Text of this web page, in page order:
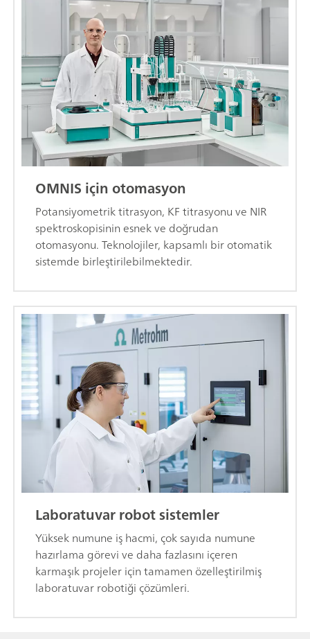
OMNIS için otomasyon
Potansiyometrik titrasyon, KF titrasyonu ve NIR
spektroskopisinin esnek ve doğrudan
otomasyonu. Teknolojiler, kapsamlı bir otomatik
sistemde birleştirilebilmektedir.
Laboratuvar robot sistemler
Yüksek numune iş hacmi, çok sayıda numune
hazırlama görevi ve daha fazlasını içeren
karmaşık projeler için tamamen özelleştirilmiş
laboratuvar robotiği çözümleri.